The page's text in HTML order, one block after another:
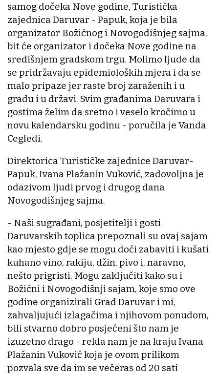
samog dočeka Nove godine, Turistička
zajednica Daruvar - Papuk, koja je bila
organizator Božićnog i Novogodišnjeg sajma,
bit će organizator i dočeka Nove godine na
središnjem gradskom trgu. Molimo ljude da
se pridržavaju epidemioloških mjera i da se
malo pripaze jer raste broj zaraženih i u
gradu i u državi. Svim građanima Daruvara i
gostima želim da sretno i veselo kročimo u
novu kalendarsku godinu - poručila je Vanda
Cegledi.
Direktorica Turističke zajednice Daruvar-
Papuk, Ivana Plažanin Vuković, zadovoljna je
odazivom ljudi prvog i drugog dana
Novogodišnjeg sajma.
- Naši sugrađani, posjetitelji i gosti
Daruvarskih toplica prepoznali su ovaj sajam
kao mjesto gdje se mogu doći zabaviti i kušati
kuhano vino, rakiju, džin, pivo i, naravno,
nešto prigristi. Mogu zaključiti kako su i
Božićni i Novogodišnji sajam, koje smo ove
godine organizirali Grad Daruvar i mi,
zahvaljujući izlagačima i njihovom ponudom,
bili stvarno dobro posjećeni što nam je
izuzetno drago - rekla nam je na kraju Ivana
Plažanin Vuković koja je ovom prilikom
pozvala sve da im se večeras od 20 sati